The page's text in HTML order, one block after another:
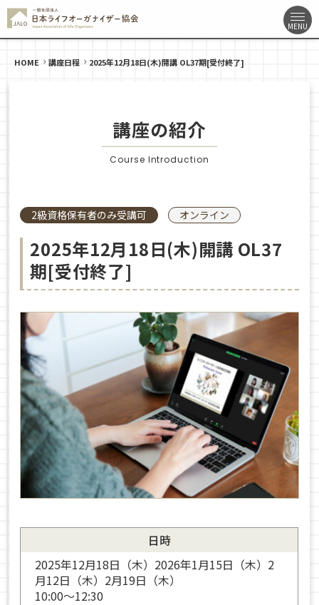
HOME 講座日程 2025年12月18日(木)開講 OL37期[受付終了]
講座の紹介
Course Introduction
2級資格保有者のみ受講可 オンライン
2025年12月18日(木)開講 OL37
期[受付終了]
日時
2025年12月18日（木）2026年1月15日（木）2
月12日（木）2月19日（木）
10:00～12:30